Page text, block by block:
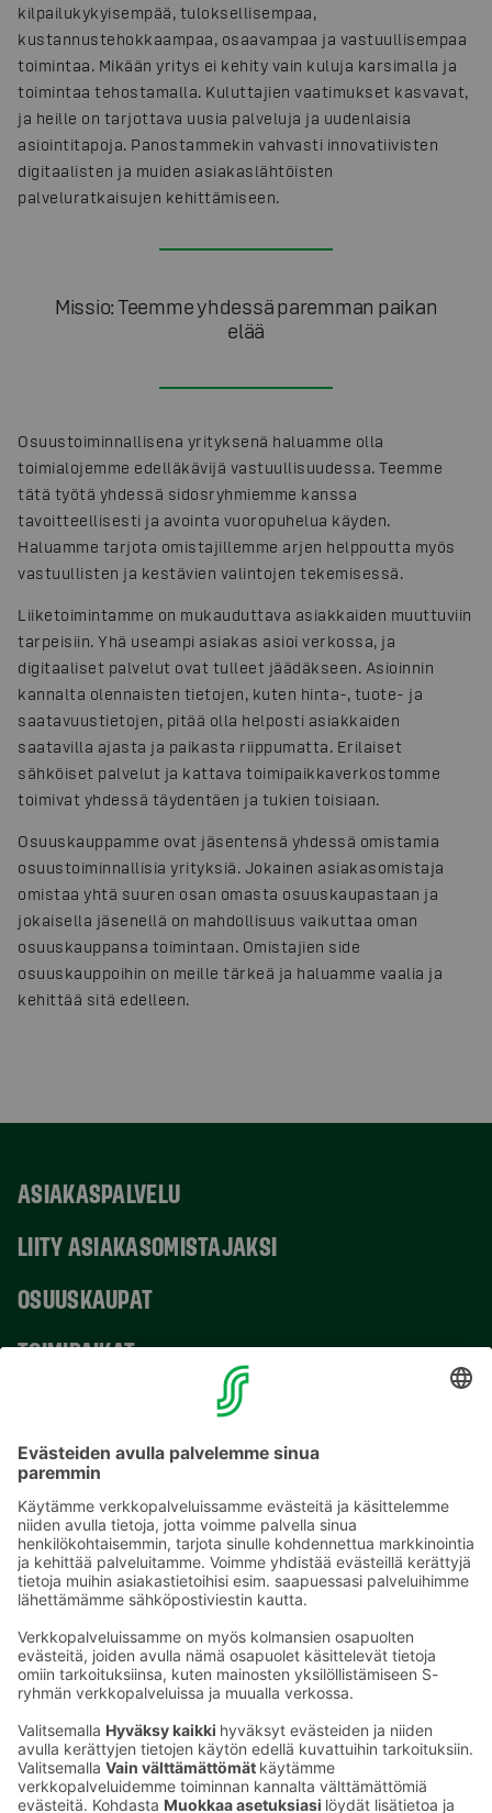
kilpailukykyisempää, tuloksellisempaa,
kustannustehokkaampaa, osaavampaa ja vastuullisempaa
toimintaa. Mikään yritys ei kehity vain kuluja karsimalla ja
toimintaa tehostamalla. Kuluttajien vaatimukset kasvavat,
ja heille on tarjottava uusia palveluja ja uudenlaisia
asiointitapoja. Panostammekin vahvasti innovatiivisten
digitaalisten ja muiden asiakaslähtöisten
palveluratkaisujen kehittämiseen.
Missio: Teemme yhdessä paremman paikan
elää
Osuustoiminnallisena yrityksenä haluamme olla
toimialojemme edelläkävijä vastuullisuudessa. Teemme
tätä työtä yhdessä sidosryhmiemme kanssa
tavoitteellisesti ja avointa vuoropuhelua käyden.
Haluamme tarjota omistajillemme arjen helppoutta myös
vastuullisten ja kestävien valintojen tekemisessä.
Liiketoimintamme on mukauduttava asiakkaiden muuttuviin
tarpeisiin. Yhä useampi asiakas asioi verkossa, ja
digitaaliset palvelut ovat tulleet jäädäkseen. Asioinnin
kannalta olennaisten tietojen, kuten hinta-, tuote- ja
saatavuustietojen, pitää olla helposti asiakkaiden
saatavilla ajasta ja paikasta riippumatta. Erilaiset
sähköiset palvelut ja kattava toimipaikkaverkostomme
toimivat yhdessä täydentäen ja tukien toisiaan.
Osuuskauppamme ovat jäsentensä yhdessä omistamia
osuustoiminnallisia yrityksiä. Jokainen asiakasomistaja
omistaa yhtä suuren osan omasta osuuskaupastaan ja
jokaisella jäsenellä on mahdollisuus vaikuttaa oman
osuuskauppansa toimintaan. Omistajien side
osuuskauppoihin on meille tärkeä ja haluamme vaalia ja
kehittää sitä edelleen.
ASIAKASPALVELU
LIITY ASIAKASOMISTAJAKSI
OSUUSKAUPAT
TOIMIPAIKAT
Sähköpostiosoitteet S-ryhmässä ovat muotoa
etunimi.sukunimi@sok.fi
Seuraa meitä: